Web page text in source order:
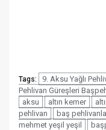
Tags: 9. Aksu Yağlı
Pehlivan Güreşleri
aksu
altın kemer
pehlivan
baş
mehmet yeşil yeşil